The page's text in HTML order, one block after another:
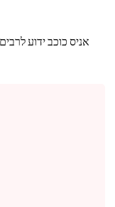
אניס כוכב ידוע